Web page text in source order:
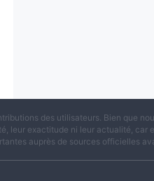
des utilisateurs. Bien que
leur exactitude ni leur actualité, car
auprès de sources officielles